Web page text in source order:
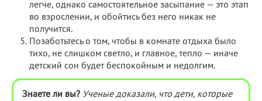
легче, однако самостоятельное засыпание — это этап
во взрослении, и обойтись без него никак не
получится.
Позаботьтесь о том, чтобы в комнате отдыха было
тихо, не слишком светло, и главное, тепло — иначе
детский сон будет беспокойным и недолгим.
Знаете ли вы? Ученые доказали, что дети, которые